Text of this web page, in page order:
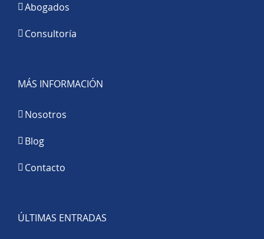
Abogados
Consultoría
MÁS INFORMACIÓN
Nosotros
Blog
Contacto
ÚLTIMAS ENTRADAS